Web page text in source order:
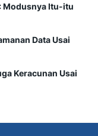
Modusnya Itu-itu
Data Usai
Keracunan Usai